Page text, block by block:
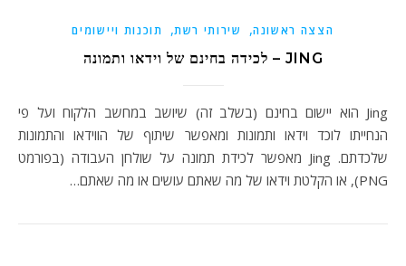
הצצה ראשונה, שירותי רשת, תוכנות ויישומים
JING – לכידה בחינם של וידאו ותמונה
Jing הוא יישום בחינם (בשלב זה) שיושב במחשב הלקוח ועל פי
הנחייתו לוכד וידאו ותמונות ומאפשר שיתוף של הווידאו והתמונות
שלכדתם. Jing מאפשר לכידת תמונה על שולחן העבודה (בפורמט
PNG), או הקלטת וידאו של מה שאתם עושים או מה שאתם…